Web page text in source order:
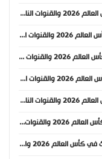
موعد مباراة أستراليا وتركيا في كأس العالم 2026 والقنوات الناقلة
موعد مباراة ألمانيا وكوراساو في كأس العالم 2026 والقنوات الناقلة
موعد مباراة هايتي واسكتلندا في كأس العالم 2026 والقنوات الناقلة
موعد مباراة البرازيل والمغرب في كأس العالم 2026 والقنوات الناقلة
موعد مباراة قطر وسويسرا في كأس العالم 2026 والقنوات الناقلة
موعد مباراة أمريكا والباراغواي في كأس العالم 2026 والقنوات الناقلة
موعد مباراة كندا والبوسنة والهرسك في كأس العالم 2026 والقنوات الناقلة